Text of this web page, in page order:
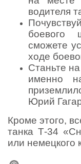
водителя
боевого
сможете
ходе
Станьте
именно
Юрий
Кроме этого,
танка Т-34
или немецкого